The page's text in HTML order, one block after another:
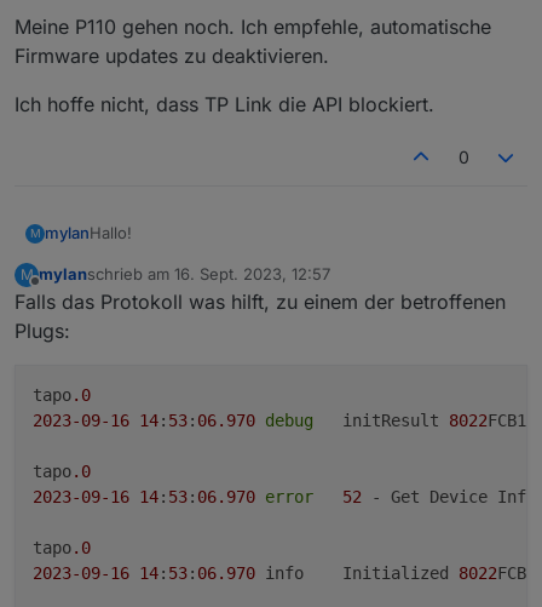
tapo.0.id.remote auf true setzen steuert den
jeweiligen Befehl
Steckdose und Kamerasteuerung aktivieren
Meine P110 gehen noch. Ich empfehle, automatische
Firmware updates zu deaktivieren.
Ich hoffe nicht, dass TP Link die API blockiert.
0
M mylanHallo!
Meine P100, welche ein automatisches Firmware Update
auf 1.2.1 erhalten haben, können jetzt nicht mehr
M
Offline
mylanschrieb am 16. Sept. 2023, 12:57
zuletzt editiert von
Falls das Protokoll was hilft, zu einem der betroffenen
Plugs:
tapo.0
2023-09-16 14: 53: 06.970 debug
	initResult
8022
tapo.0
2023-09-16 14: 53: 06.970 error 52 - Get Device
tapo.0
2023-09-16 14: 53: 06.970
	info	Initialized
8022